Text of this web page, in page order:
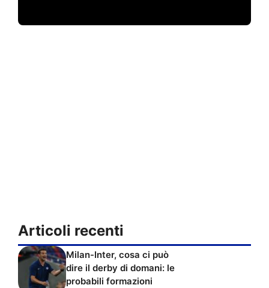
Articoli recenti
Milan-Inter, cosa ci può
dire il derby di domani: le
probabili formazioni